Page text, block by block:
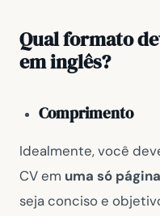
Qual formato
em inglês?
Comprimento
Idealmente, você
CV em uma só página
seja conciso e